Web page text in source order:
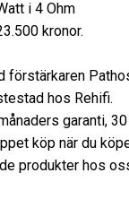
i 4 Ohm
kronor.
förstärkaren
hos Rehifi.
garanti,
köp när du
produkter hos